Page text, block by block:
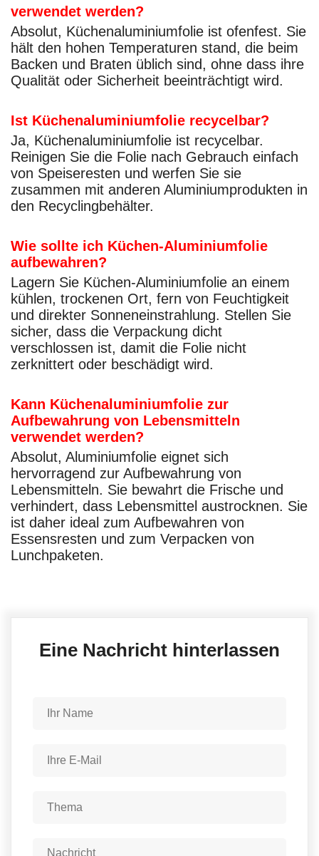
verwendet werden?
Absolut, Küchenaluminiumfolie ist ofenfest. Sie
hält den hohen Temperaturen stand, die beim
Backen und Braten üblich sind, ohne dass ihre
Qualität oder Sicherheit beeinträchtigt wird.
Ist Küchenaluminiumfolie recycelbar?
Ja, Küchenaluminiumfolie ist recycelbar.
Reinigen Sie die Folie nach Gebrauch einfach
von Speiseresten und werfen Sie sie
zusammen mit anderen Aluminiumprodukten in
den Recyclingbehälter.
Wie sollte ich Küchen-Aluminiumfolie
aufbewahren?
Lagern Sie Küchen-Aluminiumfolie an einem
kühlen, trockenen Ort, fern von Feuchtigkeit
und direkter Sonneneinstrahlung. Stellen Sie
sicher, dass die Verpackung dicht
verschlossen ist, damit die Folie nicht
zerknittert oder beschädigt wird.
Kann Küchenaluminiumfolie zur
Aufbewahrung von Lebensmitteln
verwendet werden?
Absolut, Aluminiumfolie eignet sich
hervorragend zur Aufbewahrung von
Lebensmitteln. Sie bewahrt die Frische und
verhindert, dass Lebensmittel austrocknen. Sie
ist daher ideal zum Aufbewahren von
Essensresten und zum Verpacken von
Lunchpaketen.
Eine Nachricht hinterlassen